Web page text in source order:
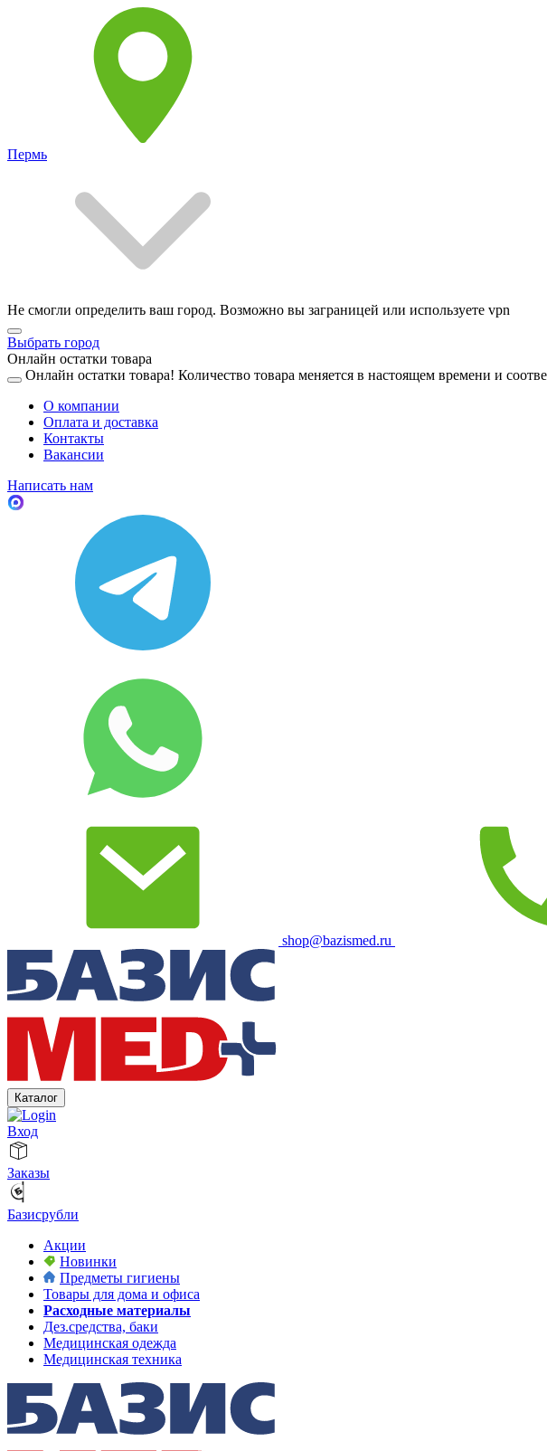
Пермь
Не смогли определить ваш город. Возможно вы заграницей или используете vpn
Выбрать город
Онлайн остатки товара
Онлайн остатки товара! Количество товара меняется в настоящем времени и
О компании
Оплата и доставка
Контакты
Вакансии
Написать нам
shop@bazismed.ru
Каталог
Вход
Заказы
Базисрубли
Акции
Новинки
Предметы гигиены
Товары для дома и офиса
Расходные материалы
Дез.средства, баки
Медицинская одежда
Медицинская техника